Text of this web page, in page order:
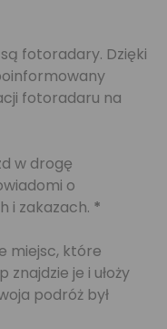
fotoradary. Dzięki
fotoradaru na
w drogę
o
i zakazach. *
miejsc, które
je i ułoży
podróż był